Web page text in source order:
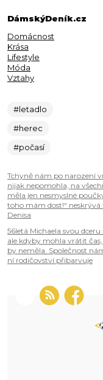
DámskýDeník.cz
Domácnost
Krása
Lifestyle
Móda
Vztahy
#letadlo
#herec
#počasí
Tchyně nám po narození
nijak nepomohla, na
měla jen nesmyslné
toho mám dost!“ neskrývá
Denisa
56letá Michaela svou dceru
ale kdyby mohla vrátit
by neměla. Společnost
ní rodičovství přibarvuje